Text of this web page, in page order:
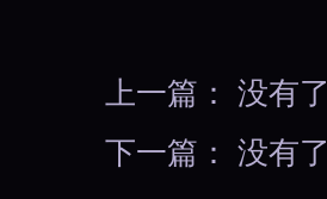
上一篇： 没有了
下一篇： 没有了